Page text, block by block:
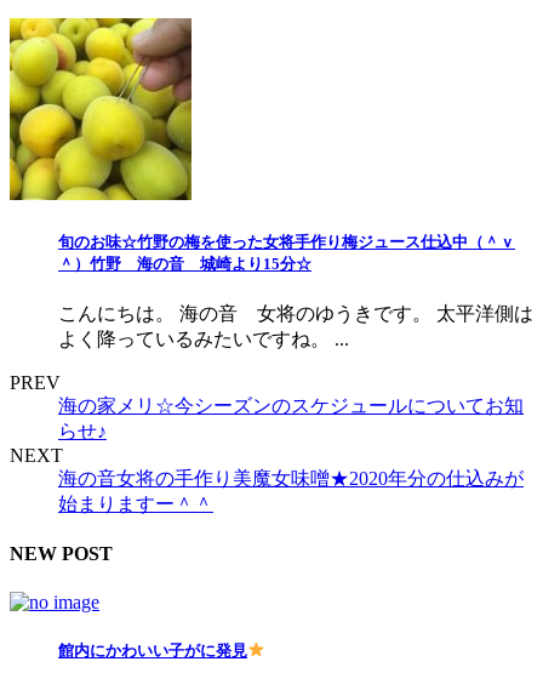
旬のお味☆竹野の梅を使った女将手作り梅ジュース仕込中（＾ｖ
＾）竹野 海の音 城崎より15分☆
こんにちは。 海の音 女将のゆうきです。 太平洋側は
よく降っているみたいですね。 ...
PREV
海の家メリ☆今シーズンのスケジュールについてお知
らせ♪
NEXT
海の音女将の手作り美魔女味噌★2020年分の仕込みが
始まりますー＾＾
NEW POST
館内にかわいい子がに発見